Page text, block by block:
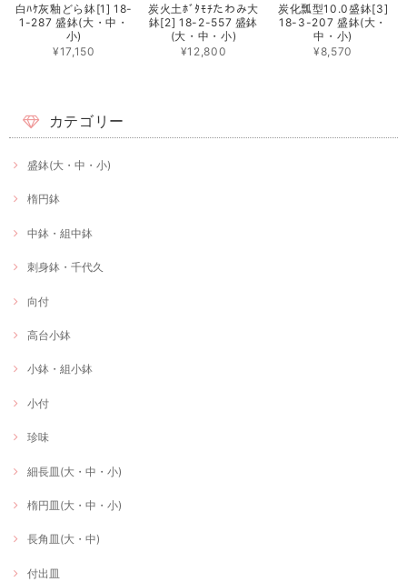
白ﾊｹ灰釉どら鉢[1] 18-
1-287 盛鉢(大・中・
小)
¥17,150
炭火土ﾎﾞﾀﾓﾁたわみ大
鉢[2] 18-2-557 盛鉢
(大・中・小)
¥12,800
炭化瓢型10.0盛鉢[3]
18-3-207 盛鉢(大・
中・小)
¥8,570
カテゴリー
盛鉢(大・中・小)
楕円鉢
中鉢・組中鉢
刺身鉢・千代久
向付
高台小鉢
小鉢・組小鉢
小付
珍味
細長皿(大・中・小)
楕円皿(大・中・小)
長角皿(大・中)
付出皿